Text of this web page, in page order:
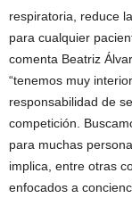
respiratoria, reduce
para cualquier
comenta Beatriz
“tenemos muy
responsabilidad de
competición.
para muchas
implica, entre otras
enfocados a